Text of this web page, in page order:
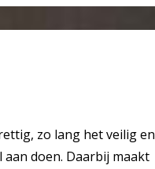
zo lang het veilig en
doen. Daarbij maakt